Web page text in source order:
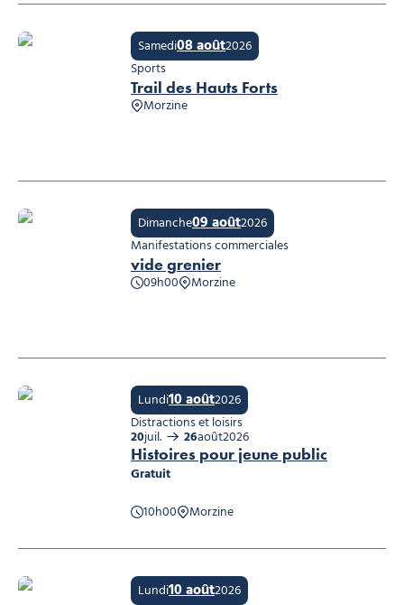
Trail des Hauts Forts
Morzine
Samedi08 août2026
Sports
vide grenier
09h00 Morzine
Dimanche09 août2026
Manifestations commerciales
Histoires pour jeune public
Gratuit
10h00
Morzine
Lundi10 août2026
Distractions et loisirs
20juil. 26août2026
Histoires pour jeune public
Lundi10 août2026